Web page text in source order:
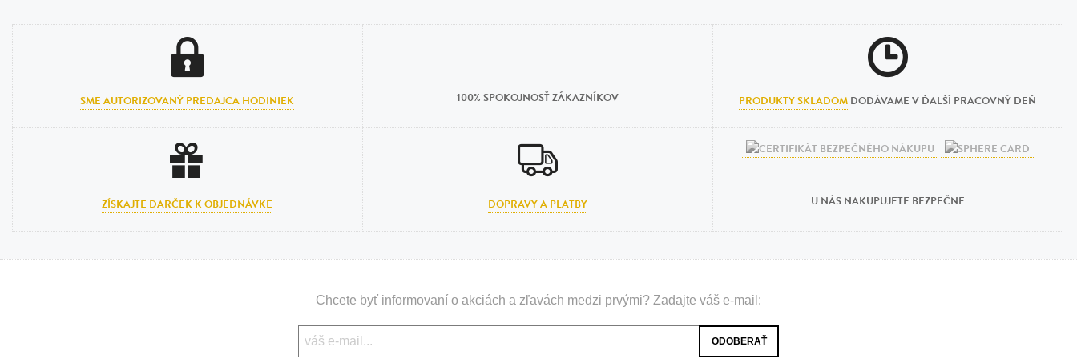
SME AUTORIZOVANÝ PREDAJCA HODINIEK 100% SPOKOJNOSŤ ZÁKAZNÍKOV PRODUKTY SKLADOM DODÁVAME V ĎALŠÍ PRACOVNÝ DEŇ
ZÍSKAJTE DARČEK K OBJEDNÁVKE DOPRAVY A PLATBY U NÁS NAKUPUJETE BEZPEČNE
Chcete byť informovaní o akciách a zľavách medzi prvými? Zadajte váš e-mail: